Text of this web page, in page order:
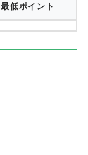
最低ポイント